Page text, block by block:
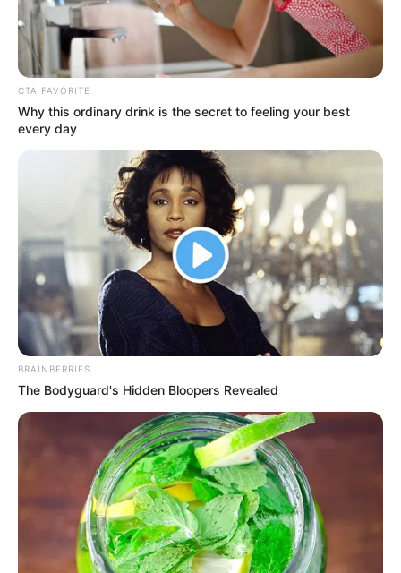
0
fans love
VOTE
Tanggal Lahir:
1995
Tempat Lahir:
Chicago Illinois,Amerika Serikat
31 Tahun
Profesi:
Model, Pengusaha, TikToker
Setelah kakaknya meninggal di tahun 2013, Ari Fletcher memiliki
tanggung jawab atas keuangan keluarganya. Untuk memenuhi
kebutuhan tersebut, ia kemudian bekerja di salon, spa dan bar.
CTA FAVORITE
Why this ordinary drink is the secret to feeling your best
every day
BRAINBERRIES
The Bodyguard's Hidden Bloopers Revealed